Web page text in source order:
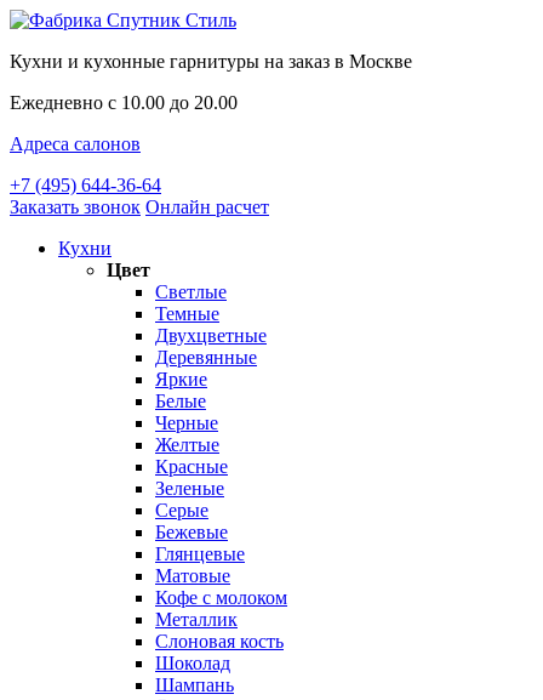
Кухни и кухонные гарнитуры на заказ в Москве
Ежедневно с 10.00 до 20.00
Адреса салонов
+7 (495) 644-36-64
Заказать звонок Онлайн расчет
Кухни
Цвет
Светлые
Темные
Двухцветные
Деревянные
Яркие
Белые
Черные
Желтые
Красные
Зеленые
Серые
Бежевые
Глянцевые
Матовые
Кофе с молоком
Металлик
Слоновая кость
Шоколад
Шампань